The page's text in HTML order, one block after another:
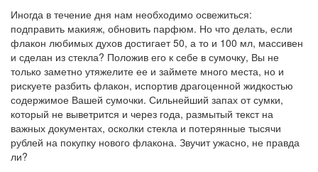
Иногда в течение дня нам необходимо освежиться:
подправить макияж, обновить парфюм. Но что делать, если
флакон любимых духов достигает 50, а то и 100 мл, массивен
и сделан из стекла? Положив его к себе в сумочку, Вы не
только заметно утяжелите ее и займете много места, но и
рискуете разбить флакон, испортив драгоценной жидкостью
содержимое Вашей сумочки. Сильнейший запах от сумки,
который не выветрится и через года, размытый текст на
важных документах, осколки стекла и потерянные тысячи
рублей на покупку нового флакона. Звучит ужасно, не правда
ли?